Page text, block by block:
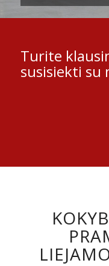
Turite
susisiekti su